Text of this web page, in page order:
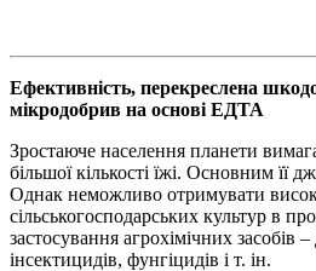
Ефективність, перекреслена
мікродобрив на основі ЕДТА
Зростаюче населення планети
більшої кількості їжі. Основним її
Однак неможливо отримувати
сільськогосподарських культур в
застосування агрохімічних засобів
інсектицидів, фунгіцидів і т. ін.